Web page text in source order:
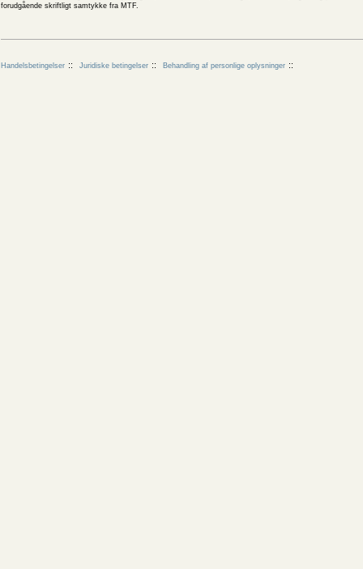
forudgående skriftligt samtykke fra MTF.
Handelsbetingelser Juridiske betingelser Behandling af personlige oplysninger